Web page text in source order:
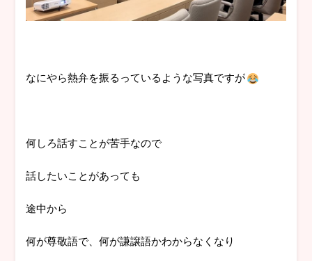
なにやら熱弁を振るっているような写真ですが
何しろ話すことが苦手なので
話したいことがあっても
途中から
何が尊敬語で、何が謙譲語かわからなくなり